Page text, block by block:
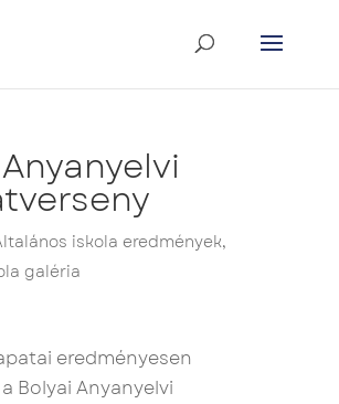
iskola eredmények,
galéria
eredményesen
Bolyai Anyanyelvi